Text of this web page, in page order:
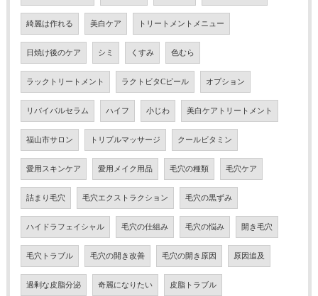
綺麗は作れる 美白ケア トリートメントメニュー
日焼け後のケア シミ くすみ 色むら
ラックトリートメント ラクトビタCピール オプション
リバイバルセラム ハイフ 小じわ 美白ケアトリートメント
福山市サロン トリプルマッサージ クールビタミン
愛用スキンケア 愛用メイク用品 毛穴の種類 毛穴ケア
詰まり毛穴 毛穴エクストラクション 毛穴の黒ずみ
ハイドラフェイシャル 毛穴の仕組み 毛穴の悩み 開き毛穴
毛穴トラブル 毛穴の開き改善 毛穴の開き原因 原因追及
過剰な皮脂分泌 奇麗になりたい 皮脂トラブル